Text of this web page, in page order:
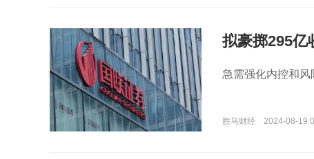
拟豪掷295亿
隐忧
急需强化内控和风
胜马财经 2024-08-19